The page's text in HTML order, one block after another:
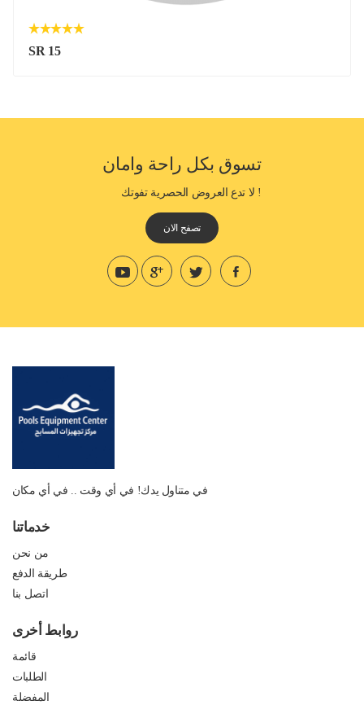
SR 15
تسوق بكل راحة وامان
! لا تدع العروض الحصرية تفوتك
تصفح الان
في متناول يدك! في أي وقت .. في أي مكان
خدماتنا
من نحن
طريقة الدفع
اتصل بنا
روابط أخرى
قائمة
الطلبات
المفضلة